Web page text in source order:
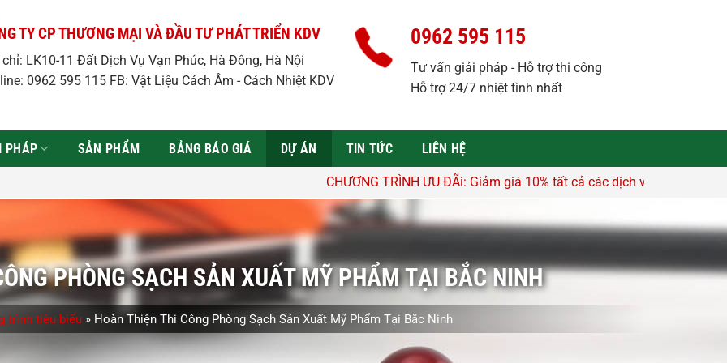
TY CP THƯƠNG MẠI VÀ ĐẦU TƯ PHÁT TRIỂN KDV
LK10-11 Đất Dịch Vụ Vạn Phúc, Hà Đông, Hà Nội
0962 595 115 FB: Vật Liệu Cách Âm - Cách Nhiệt KDV
0962 595 115
Tư vấn giải pháp - Hỗ trợ thi công
Hỗ trợ 24/7 nhiệt tình nhất
PHÁP SẢN PHẨM BẢNG BÁO GIÁ DỰ ÁN TIN TỨC LIÊN HỆ
CHƯƠNG TRÌNH ƯU ĐÃi: Giảm giá 10% tất cả các dịch vụ - Hỗ trợ tư vấn, lên thiết kế
PHÒNG SẠCH SẢN XUẤT MỸ PHẨM TẠI BẮC NINH
trình tiêu biểu» Hoàn Thiện Thi Công Phòng Sạch Sản Xuất Mỹ Phẩm Tại Bắc Ninh